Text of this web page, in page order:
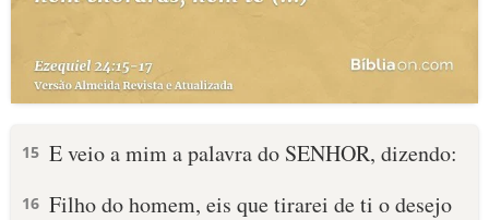
15 E veio a mim a palavra do SENHOR, dizendo:
16 Filho do homem, eis que tirarei de ti o desejo